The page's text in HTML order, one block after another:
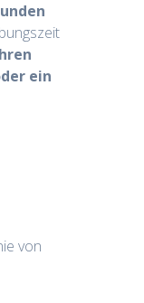
ein
von